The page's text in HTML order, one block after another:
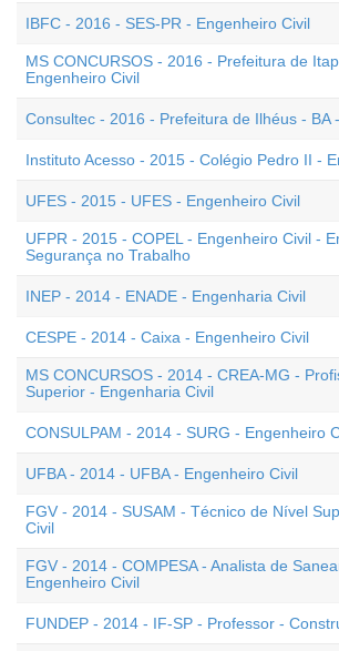
IBFC - 2016 - SES-PR - Engenheiro Civil
MS CONCURSOS - 2016 - Prefeitura de
Engenheiro Civil
Consultec - 2016 - Prefeitura de Ilhéus - BA
Instituto Acesso - 2015 - Colégio Pedro II -
UFES - 2015 - UFES - Engenheiro Civil
UFPR - 2015 - COPEL - Engenheiro Civil -
Segurança no Trabalho
INEP - 2014 - ENADE - Engenharia Civil
CESPE - 2014 - Caixa - Engenheiro Civil
MS CONCURSOS - 2014 - CREA-MG -
Superior - Engenharia Civil
CONSULPAM - 2014 - SURG - Engenheiro
UFBA - 2014 - UFBA - Engenheiro Civil
FGV - 2014 - SUSAM - Técnico de Nível
Civil
FGV - 2014 - COMPESA - Analista de
Engenheiro Civil
FUNDEP - 2014 - IF-SP - Professor -